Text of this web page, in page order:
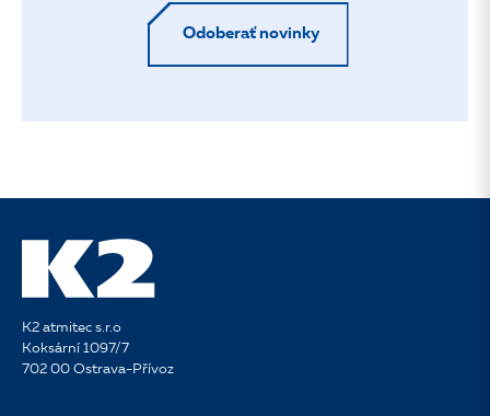
Odoberať novinky
K2 atmitec s.r.o
Koksární 1097/7
702 00 Ostrava-Přívoz